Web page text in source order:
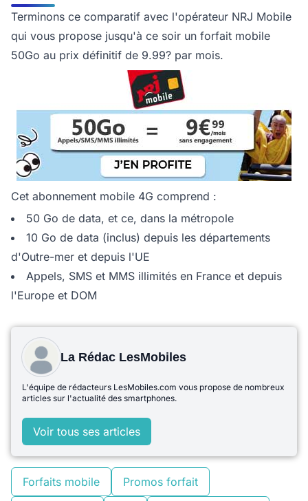
Terminons ce comparatif avec l'opérateur NRJ Mobile
qui vous propose jusqu'à ce soir un forfait mobile
50Go au prix définitif de 9.99? par mois.
Cet abonnement mobile 4G comprend :
50 Go de data, et ce, dans la métropole
10 Go de data (inclus) depuis les départements
d'Outre-mer et depuis l'UE
Appels, SMS et MMS illimités en France et depuis
l'Europe et DOM
La Rédac LesMobiles
L'équipe de rédacteurs LesMobiles.com vous propose de nombreux
articles sur l'actualité des smartphones.
Voir tous ses articles
Forfaits mobile Promos forfait